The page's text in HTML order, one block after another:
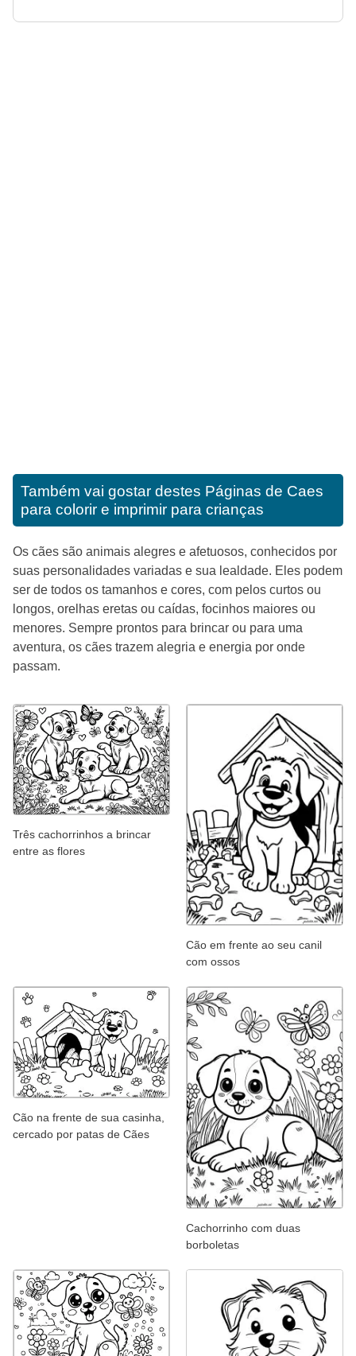
Também vai gostar destes Páginas de Caes
para colorir e imprimir para crianças
Os cães são animais alegres e afetuosos, conhecidos por
suas personalidades variadas e sua lealdade. Eles podem
ser de todos os tamanhos e cores, com pelos curtos ou
longos, orelhas eretas ou caídas, focinhos maiores ou
menores. Sempre prontos para brincar ou para uma
aventura, os cães trazem alegria e energia por onde
passam.
Três cachorrinhos a brincar
entre as flores
Cão em frente ao seu canil
com ossos
Cão na frente de sua casinha,
cercado por patas de Cães
Cachorrinho com duas
borboletas